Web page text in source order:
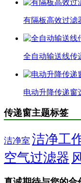
有隔板高效过滤
全自动输送线传
电动升降传递窗
传递窗主题标签
洁净室 洁净工
空气过滤器